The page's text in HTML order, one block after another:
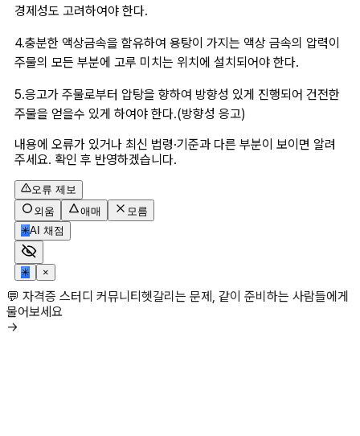
경제성도 고려하여야 한다.
4.충분한 액상금속을 함유하여 용탕이 가지는 액상 금속의 압력이
주물의 모든 부분에 고루 미치는 위치에 설치되어야 한다.
5.응고가 주물로부터 압탕을 향하여 방향성 있게 진행되어 건전한
주물을 얻을수 있게 하여야 한다.(방향성 응고)
내용에 오류가 있거나 최신 법령·기준과 다른 부분이 보이면 알려
주세요. 확인 후 반영하겠습니다.
오류 제보
외움
애매
모름
✳AI 채점
✳ ×
💬 자격증 스터디 커뮤니티헷갈리는 문제, 같이 준비하는 사람들에게
물어보세요
→